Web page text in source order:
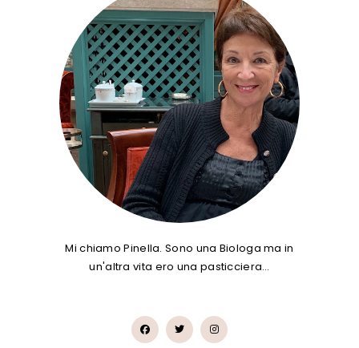
Mi chiamo Pinella. Sono una Biologa ma in
un'altra vita ero una pasticciera…